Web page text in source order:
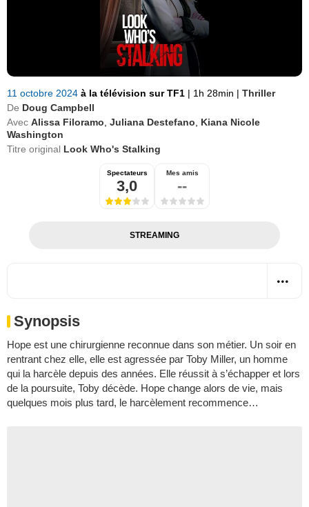
11 octobre 2024 à la télévision sur TF1 | 1h 28min | Thriller
De Doug Campbell
Avec Alissa Filoramo Juliana Destefano
Kiana Nicole
Washington
Titre original Look Who's Stalking
Spectateurs
3,0
Mes amis
--
STREAMING
Synopsis
Hope est une chirurgienne reconnue dans son métier. Un soir en
rentrant chez elle, elle est agressée par Toby Miller, un homme
qui la harcèle depuis des années. Elle réussit à s’échapper et lors
de la poursuite, Toby décède. Hope change alors de vie, mais
quelques mois plus tard, le harcèlement recommence…